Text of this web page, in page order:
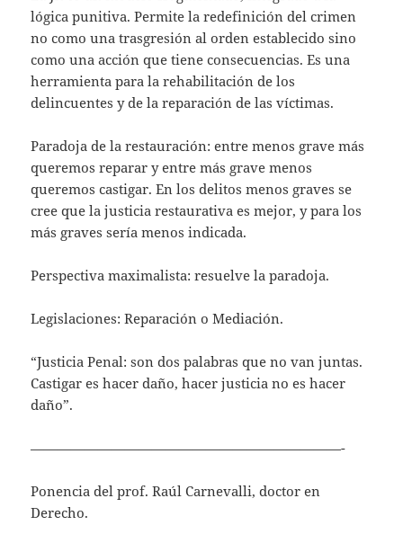
lógica punitiva. Permite la redefinición del crimen
no como una trasgresión al orden establecido sino
como una acción que tiene consecuencias. Es una
herramienta para la rehabilitación de los
delincuentes y de la reparación de las víctimas.
Paradoja de la restauración: entre menos grave más
queremos reparar y entre más grave menos
queremos castigar. En los delitos menos graves se
cree que la justicia restaurativa es mejor, y para los
más graves sería menos indicada.
Perspectiva maximalista: resuelve la paradoja.
Legislaciones: Reparación o Mediación.
“Justicia Penal: son dos palabras que no van juntas.
Castigar es hacer daño, hacer justicia no es hacer
daño”.
———————————————————————-
Ponencia del prof. Raúl Carnevalli, doctor en
Derecho.